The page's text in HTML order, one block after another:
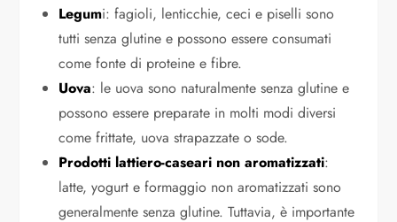
Legumi: fagioli, lenticchie, ceci e piselli sono
tutti senza glutine e possono essere consumati
come fonte di proteine e fibre.
Uova: le uova sono naturalmente senza glutine e
possono essere preparate in molti modi diversi
come frittate, uova strapazzate o sode.
Prodotti lattiero-caseari non aromatizzati:
latte, yogurt e formaggio non aromatizzati sono
generalmente senza glutine. Tuttavia, è importante